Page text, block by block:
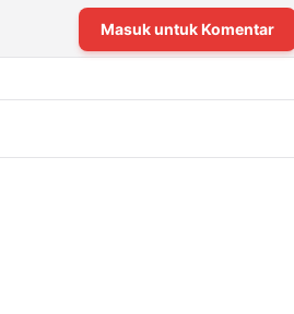
Masuk untuk Komentar